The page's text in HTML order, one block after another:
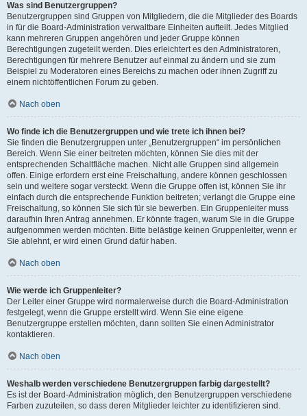
Was sind Benutzergruppen?
Benutzergruppen sind Gruppen von Mitgliedern, die die Mitglieder des Boards
in für die Board-Administration verwaltbare Einheiten aufteilt. Jedes Mitglied
kann mehreren Gruppen angehören und jeder Gruppe können
Berechtigungen zugeteilt werden. Dies erleichtert es den Administratoren,
Berechtigungen für mehrere Benutzer auf einmal zu ändern und sie zum
Beispiel zu Moderatoren eines Bereichs zu machen oder ihnen Zugriff zu
einem nichtöffentlichen Forum zu geben.
Nach oben
Wo finde ich die Benutzergruppen und wie trete ich ihnen bei?
Sie finden die Benutzergruppen unter „Benutzergruppen“ im persönlichen
Bereich. Wenn Sie einer beitreten möchten, können Sie dies mit der
entsprechenden Schaltfläche machen. Nicht alle Gruppen sind allgemein
offen. Einige erfordern erst eine Freischaltung, andere können geschlossen
sein und weitere sogar versteckt. Wenn die Gruppe offen ist, können Sie ihr
einfach durch die entsprechende Funktion beitreten; verlangt die Gruppe eine
Freischaltung, so können Sie sich für sie bewerben. Ein Gruppenleiter muss
daraufhin Ihren Antrag annehmen. Er könnte fragen, warum Sie in die Gruppe
aufgenommen werden möchten. Bitte belästige keinen Gruppenleiter, wenn er
Sie ablehnt, er wird einen Grund dafür haben.
Nach oben
Wie werde ich Gruppenleiter?
Der Leiter einer Gruppe wird normalerweise durch die Board-Administration
festgelegt, wenn die Gruppe erstellt wird. Wenn Sie eine eigene
Benutzergruppe erstellen möchten, dann sollten Sie einen Administrator
kontaktieren.
Nach oben
Weshalb werden verschiedene Benutzergruppen farbig dargestellt?
Es ist der Board-Administration möglich, den Benutzergruppen verschiedene
Farben zuzuteilen, so dass deren Mitglieder leichter zu identifizieren sind.